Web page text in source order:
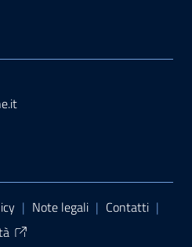
| Note legali | Contatti |